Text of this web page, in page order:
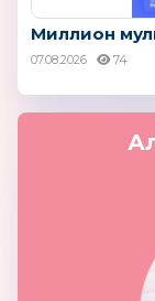
Миллион
07.08.2026 74